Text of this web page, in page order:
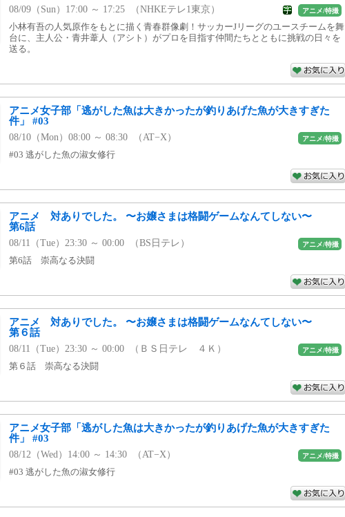
08/09（Sun）17:00 ～ 17:25 （NHKEテレ1東京） アニメ/特撮
小林有吾の人気原作をもとに描く青春群像劇！サッカーJリーグのユースチームを舞
台に、主人公・青井葦人（アシト）がプロを目指す仲間たちとともに挑戦の日々を
送る。
アニメ女子部「逃がした魚は大きかったが釣りあげた魚が大きすぎた
件」 #03
08/10（Mon）08:00 ～ 08:30 （AT−X） アニメ/特撮
#03 逃がした魚の淑女修行
アニメ 対ありでした。 〜お嬢さまは格闘ゲームなんてしない〜
第6話
08/11（Tue）23:30 ～ 00:00 （BS日テレ） アニメ/特撮
第6話 崇高なる決闘
アニメ 対ありでした。 〜お嬢さまは格闘ゲームなんてしない〜
第６話
08/11（Tue）23:30 ～ 00:00 （ＢＳ日テレ ４Ｋ） アニメ/特撮
第６話 崇高なる決闘
アニメ女子部「逃がした魚は大きかったが釣りあげた魚が大きすぎた
件」 #03
08/12（Wed）14:00 ～ 14:30 （AT−X） アニメ/特撮
#03 逃がした魚の淑女修行